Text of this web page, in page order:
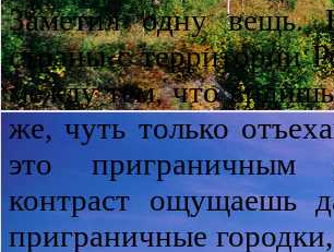
Заметил одну вещь.
страны с территории
между тем, что
же, чуть только
это приграничным
контраст ощущаешь
приграничные